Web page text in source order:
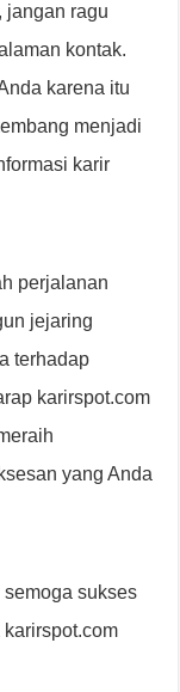
jangan ragu
kontak.
karena itu
menjadi
karir
perjalanan
jejaring
terhadap
karirspot.com
yang Anda
sukses